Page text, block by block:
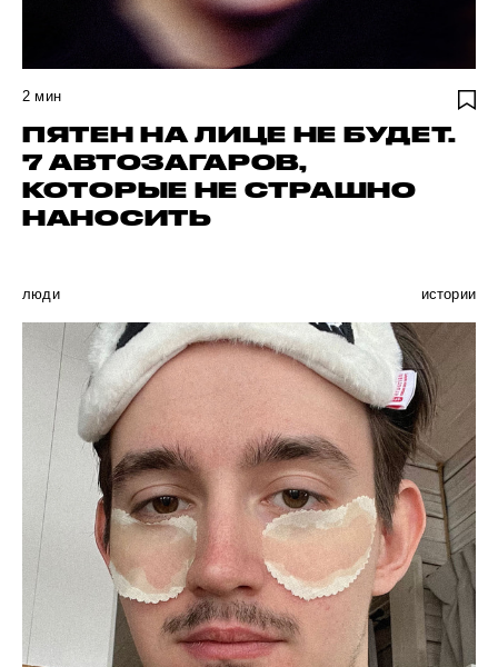
2 мин
ПЯТЕН НА ЛИЦЕ НЕ БУДЕТ.
7 АВТОЗАГАРОВ,
КОТОРЫЕ НЕ СТРАШНО
НАНОСИТЬ
люди истории